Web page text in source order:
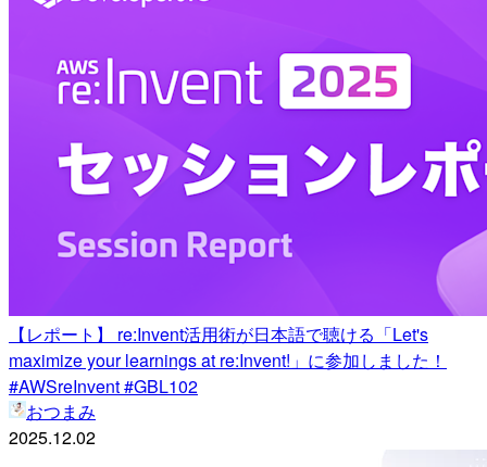
【レポート】 re:Invent活用術が日本語で聴ける「Let's
maximize your learnings at re:Invent!」に参加しました！
#AWSreInvent #GBL102
おつまみ
2025.12.02